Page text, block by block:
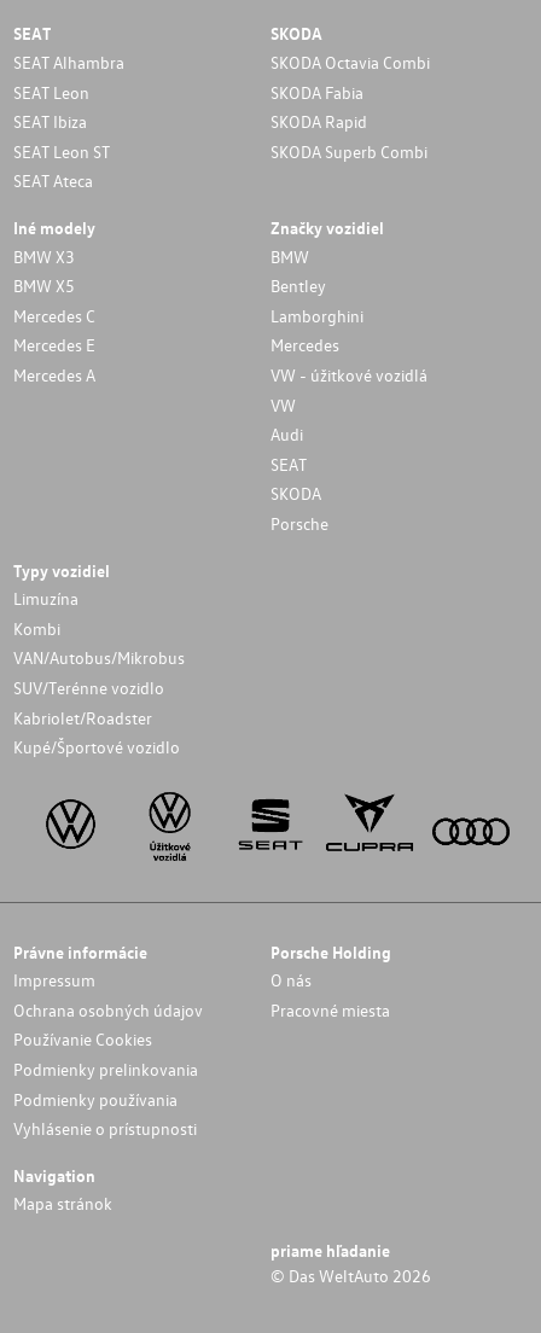
SEAT
SEAT Alhambra
SEAT Leon
SEAT Ibiza
SEAT Leon ST
SEAT Ateca
SKODA
SKODA Octavia Combi
SKODA Fabia
SKODA Rapid
SKODA Superb Combi
Iné modely
BMW X3
BMW X5
Mercedes C
Mercedes E
Mercedes A
Značky vozidiel
BMW
Bentley
Lamborghini
Mercedes
VW - úžitkové vozidlá
VW
Audi
SEAT
SKODA
Porsche
Typy vozidiel
Limuzína
Kombi
VAN/Autobus/Mikrobus
SUV/Terénne vozidlo
Kabriolet/Roadster
Kupé/Športové vozidlo
Právne informácie
Impressum
Ochrana osobných údajov
Používanie Cookies
Podmienky prelinkovania
Podmienky používania
Vyhlásenie o prístupnosti
Porsche Holding
O nás
Pracovné miesta
Navigation
Mapa stránok
priame hľadanie
© Das WeltAuto 2026